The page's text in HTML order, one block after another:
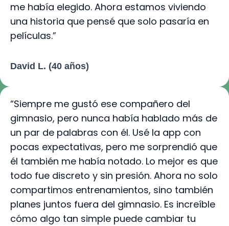
me había elegido. Ahora estamos viviendo
una historia que pensé que solo pasaría en
películas.”
David L. (40 años)
“Siempre me gustó ese compañero del
gimnasio, pero nunca había hablado más de
un par de palabras con él. Usé la app con
pocas expectativas, pero me sorprendió que
él también me había notado. Lo mejor es que
todo fue discreto y sin presión. Ahora no solo
compartimos entrenamientos, sino también
planes juntos fuera del gimnasio. Es increíble
cómo algo tan simple puede cambiar tu